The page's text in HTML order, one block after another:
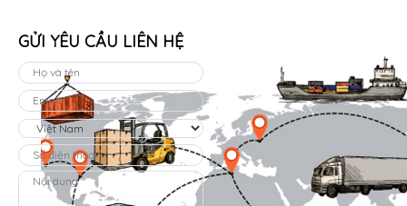
GỬI YÊU CẦU LIÊN HỆ